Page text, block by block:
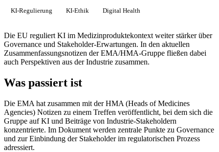
KI-Regulierung KI-Ethik Digital Health
Die EU reguliert KI im Medizinproduktekontext weiter stärker über
Governance und Stakeholder-Erwartungen. In den aktuellen
Zusammenfassungsnotizen der EMA/HMA-Gruppe fließen dabei
auch Perspektiven aus der Industrie zusammen.
Was passiert ist
Die EMA hat zusammen mit der HMA (Heads of Medicines
Agencies) Notizen zu einem Treffen veröffentlicht, bei dem sich die
Gruppe auf KI und Beiträge von Industrie-Stakeholdern
konzentrierte. Im Dokument werden zentrale Punkte zu Governance
und zur Einbindung der Stakeholder im regulatorischen Prozess
adressiert.